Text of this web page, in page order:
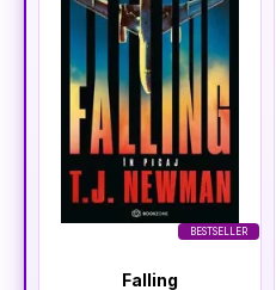
BESTSELLER
Falling